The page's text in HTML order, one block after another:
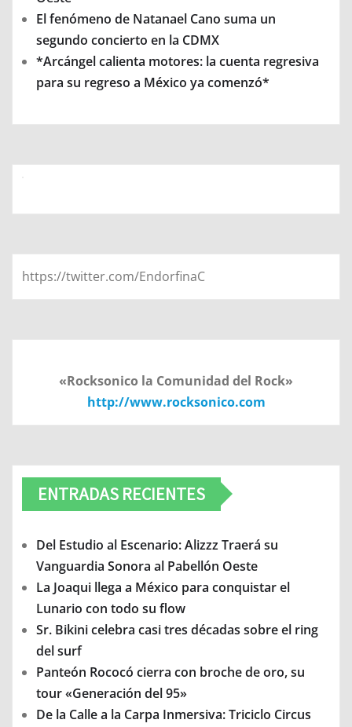
El fenómeno de Natanael Cano suma un
segundo concierto en la CDMX
*Arcángel calienta motores: la cuenta regresiva
para su regreso a México ya comenzó*
https://twitter.com/EndorfinaC
«Rocksonico la Comunidad del Rock»
http://www.rocksonico.com
ENTRADAS RECIENTES
Del Estudio al Escenario: Alizzz Traerá su
Vanguardia Sonora al Pabellón Oeste
La Joaqui llega a México para conquistar el
Lunario con todo su flow
Sr. Bikini celebra casi tres décadas sobre el ring
del surf
Panteón Rococó cierra con broche de oro, su
tour «Generación del 95»
De la Calle a la Carpa Inmersiva: Triciclo Circus